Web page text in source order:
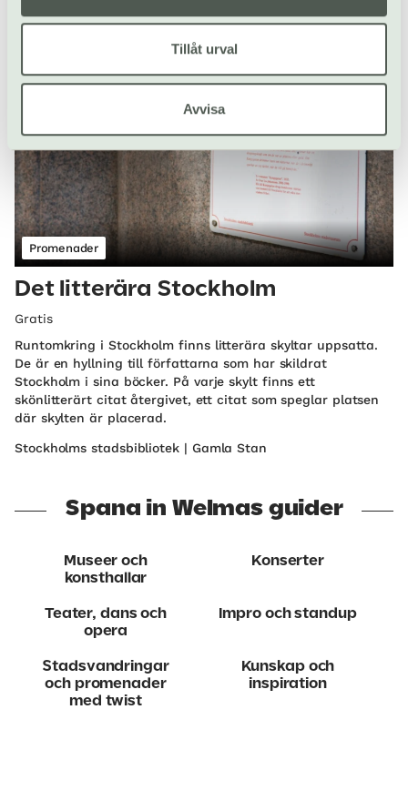
Tillåt urval
Avvisa
sig.
Interaktiv ljudpromenad | Gamla Stan
Promenader
Det litterära Stockholm
Gratis
Runtomkring i Stockholm finns litterära skyltar uppsatta.
De är en hyllning till författarna som har skildrat
Stockholm i sina böcker. På varje skylt finns ett
skönlitterärt citat återgivet, ett citat som speglar platsen
där skylten är placerad.
Stockholms stadsbibliotek | Gamla Stan
Spana in Welmas guider
Museer och
konsthallar
Konserter
Teater, dans och
opera
Impro och standup
Stadsvandringar
och promenader
med twist
Kunskap och
inspiration